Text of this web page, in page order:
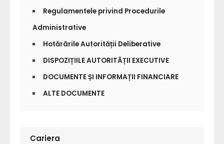
Regulamentele privind Procedurile
Administrative
Hotărârile Autorității Deliberative
DISPOZIȚIILE AUTORITĂȚII EXECUTIVE
DOCUMENTE ȘI INFORMAȚII FINANCIARE
ALTE DOCUMENTE
Cariera